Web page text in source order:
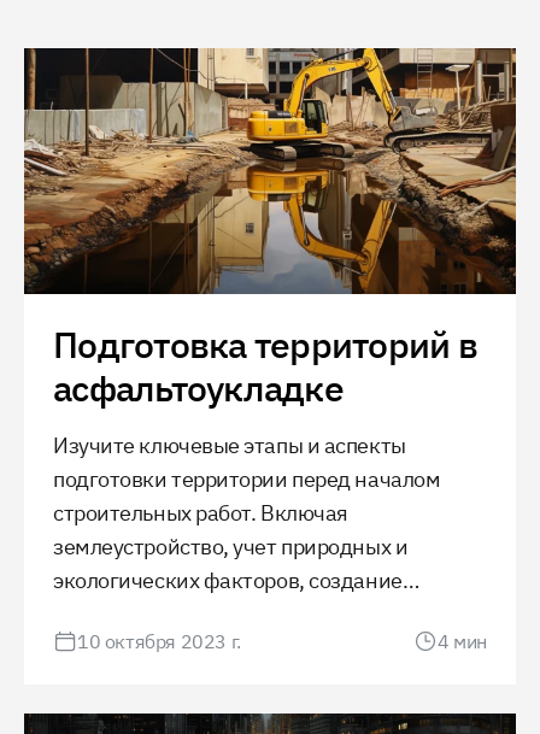
Подготовка территорий в
асфальтоукладке
Изучите ключевые этапы и аспекты
подготовки территории перед началом
строительных работ. Включая
землеустройство, учет природных и
экологических факторов, создание
разрешений, этот процесс является
завершения любого строительного
10 октября 2023 г. 4 мин